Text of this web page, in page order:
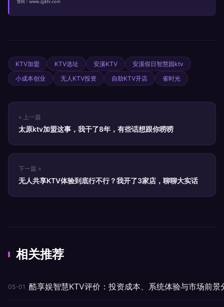
KTV加盟 KTV选址 安溪KTV
安溪假日智慧园ktv
小成本创业
无人KTV投资 自助KTV开店 雀时光
« 上一篇
太原ktv加盟这事，我干了8年，有些话想跟你唠唠
下一篇 »
无人共享KTV体验到底行不行？我开了3家店，聊聊大实话
相关推荐
05-01 酷享娱智慧KTV评价：投资成本、系统体验与市场前景